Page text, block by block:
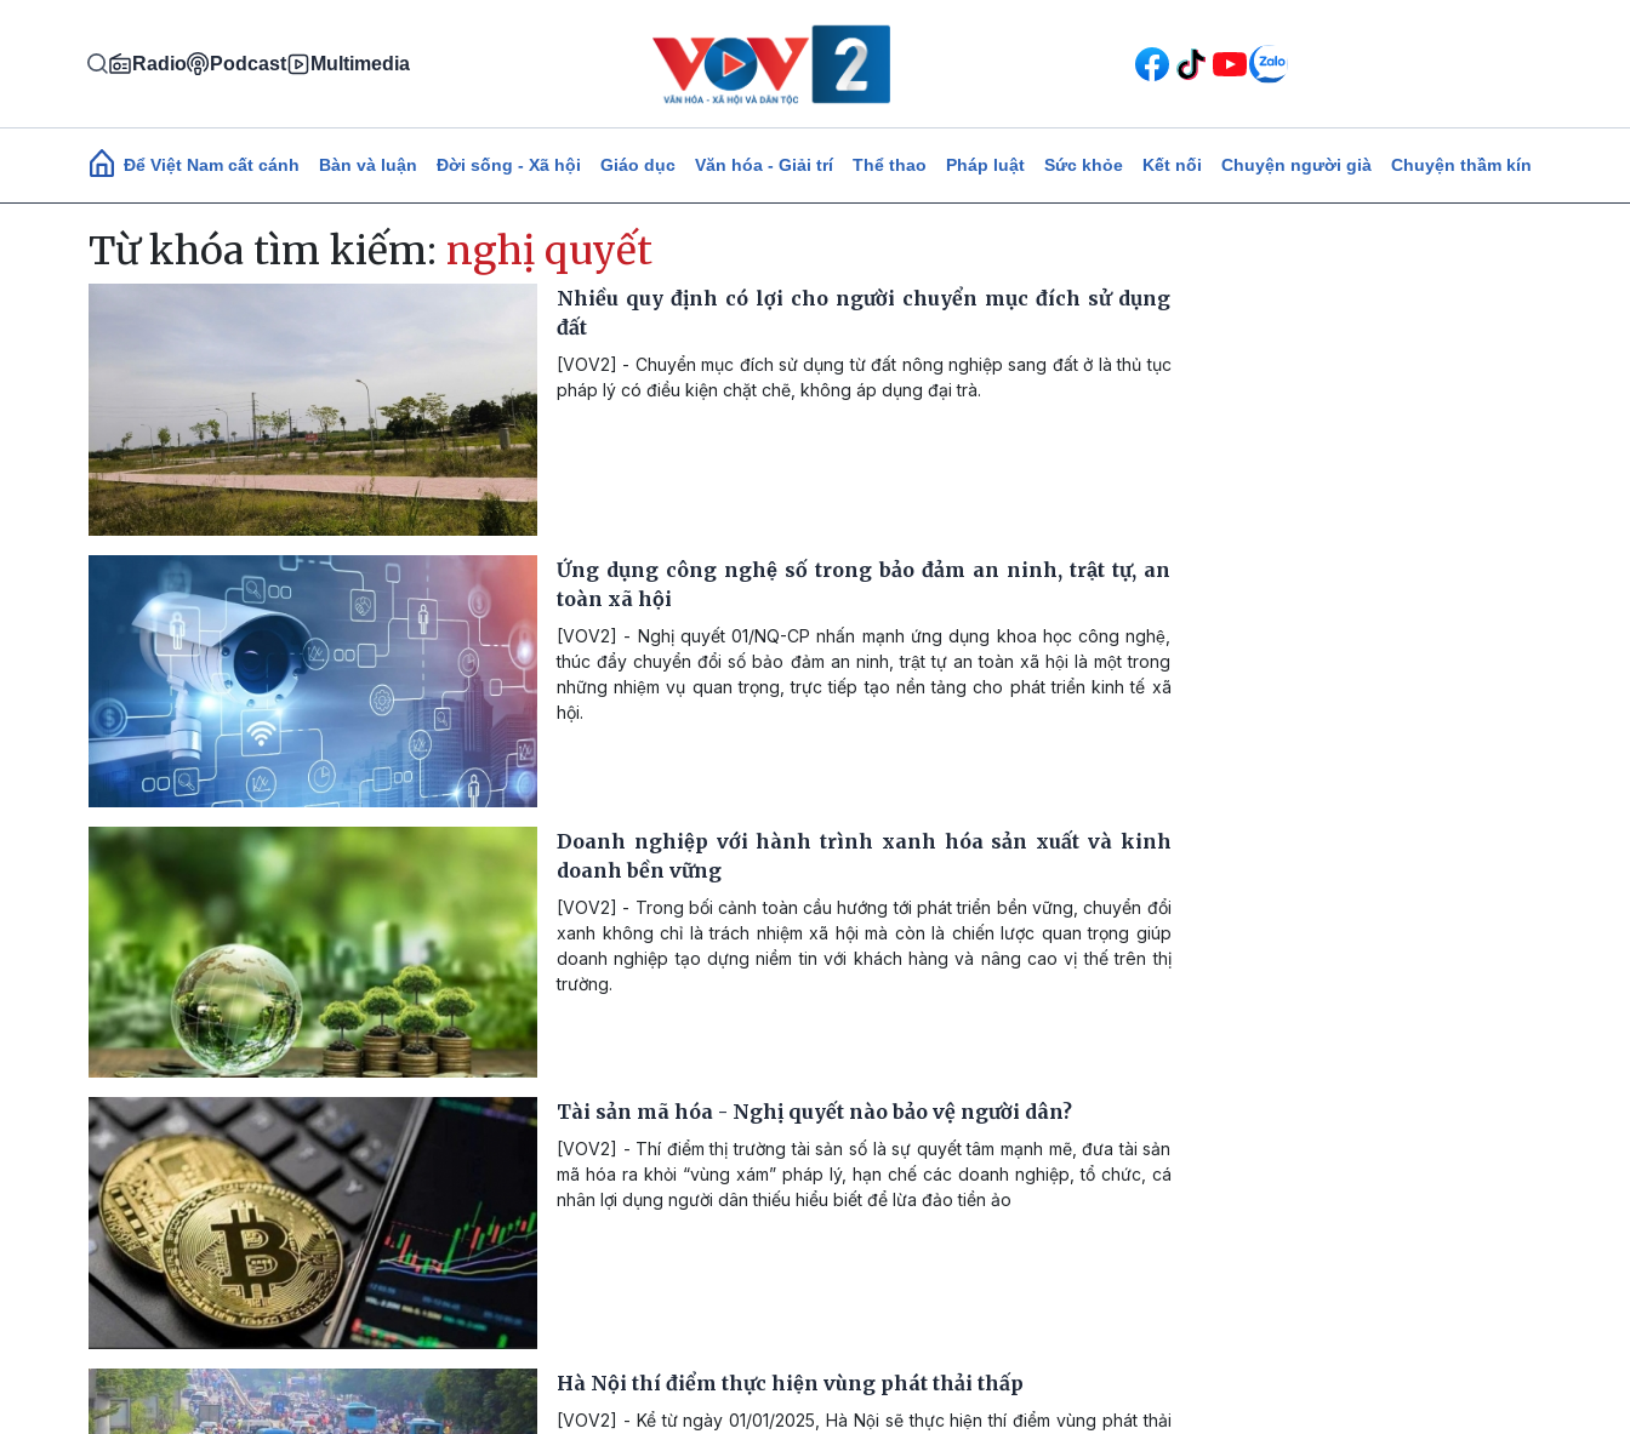
Radio Podcast Multimedia
Main navigation
Để Việt Nam cất cánh Bàn và luận Đời sống - Xã hội Giáo dục Văn hóa - Giải trí Thể thao Pháp luật Sức khỏe Kết nối Chuyện người già Chuyện thầm kín
Từ khóa tìm kiếm: nghị quyết
Nhiều quy định có lợi cho người chuyển mục đích sử dụng
đất
[VOV2] - Chuyển mục đích sử dụng từ đất nông nghiệp sang đất ở là thủ tục
pháp lý có điều kiện chặt chẽ, không áp dụng đại trà.
Ứng dụng công nghệ số trong bảo đảm an ninh, trật tự, an
toàn xã hội
[VOV2] - Nghị quyết 01/NQ-CP nhấn mạnh ứng dụng khoa học công nghệ,
thúc đẩy chuyển đổi số bảo đảm an ninh, trật tự an toàn xã hội là một trong
những nhiệm vụ quan trọng, trực tiếp tạo nền tảng cho phát triển kinh tế xã
hội.
Doanh nghiệp với hành trình xanh hóa sản xuất và kinh
doanh bền vững
[VOV2] - Trong bối cảnh toàn cầu hướng tới phát triển bền vững, chuyển đổi
xanh không chỉ là trách nhiệm xã hội mà còn là chiến lược quan trọng giúp
doanh nghiệp tạo dựng niềm tin với khách hàng và nâng cao vị thế trên thị
trường.
Tài sản mã hóa - Nghị quyết nào bảo vệ người dân?
[VOV2] - Thí điểm thị trường tài sản số là sự quyết tâm mạnh mẽ, đưa tài sản
mã hóa ra khỏi “vùng xám” pháp lý, hạn chế các doanh nghiệp, tổ chức, cá
nhân lợi dụng người dân thiếu hiểu biết để lừa đảo tiền ảo
Hà Nội thí điểm thực hiện vùng phát thải thấp
[VOV2] - Kể từ ngày 01/01/2025, Hà Nội sẽ thực hiện thí điểm vùng phát thải